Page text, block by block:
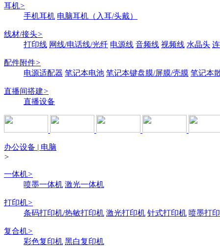
耳机>
手机耳机 电脑耳机（入耳/头戴）
线材/接头>
打印线 网线/电话线/光纤 电源线 音频线 视频线 水晶头
配件附件>
电源适配器 笔记本电池 笔记本键盘膜/屏膜/壳膜 笔记本
直播间搭建>
直播设备
办公设备 | 电脑
>
一体机>
喷墨一体机 激光一体机
打印机>
条码打印机/热敏打印机 激光打印机 针式打印机 喷墨打
复合机>
彩色复印机 黑白复印机